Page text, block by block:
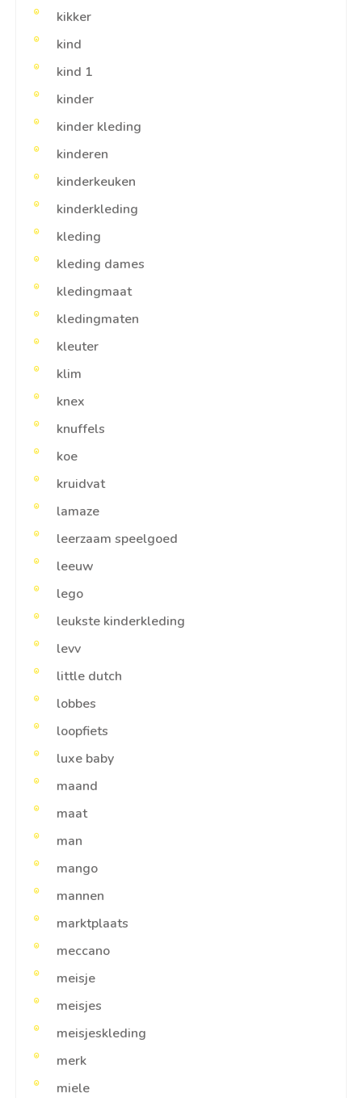
kikker
kind
kind 1
kinder
kinder kleding
kinderen
kinderkeuken
kinderkleding
kleding
kleding dames
kledingmaat
kledingmaten
kleuter
klim
knex
knuffels
koe
kruidvat
lamaze
leerzaam speelgoed
leeuw
lego
leukste kinderkleding
levv
little dutch
lobbes
loopfiets
luxe baby
maand
maat
man
mango
mannen
marktplaats
meccano
meisje
meisjes
meisjeskleding
merk
miele